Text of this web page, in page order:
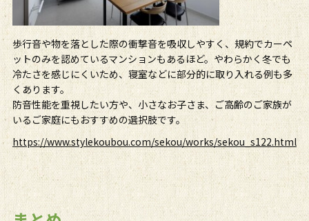
歩行音や物を落とした際の衝撃音を吸収しやすく、規約でカーペ
ットのみを認めているマンションもあるほど。やわらかく冬でも
冷たさを感じにくいため、寝室などに部分的に取り入れる例も多
くあります。
防音性能を重視したい方や、小さなお子さま、ご高齢のご家族が
いるご家庭にもおすすめの選択肢です。
https://www.stylekoubou.com/sekou/works/sekou_s122.html